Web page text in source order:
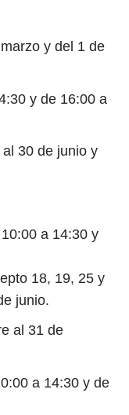
y del 1 de
y de 16:00 a
30 de junio y
a 14:30 y
18, 19, 25 y
junio.
al 31 de
a 14:30 y de